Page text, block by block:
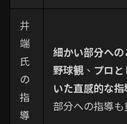
井
端
氏
の
指
導
細かい部分への
野球観 、 プロ
いた直感的な指
部分への指導